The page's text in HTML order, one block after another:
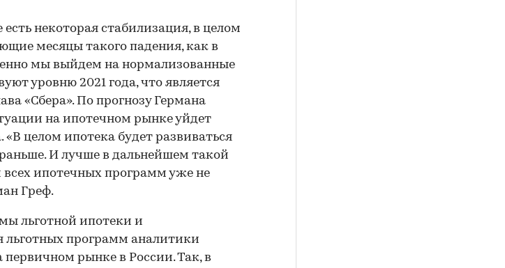
есть некоторая стабилизация, в целом
месяцы такого падения, как в
мы выйдем на нормализованные
уровню 2021 года, что является
«Сбера». По прогнозу Германа
на ипотечном рынке уйдет
целом ипотека будет развиваться
И лучше в дальнейшем такой
ипотечных программ уже не
Греф.
льготной ипотеки и
льготных программ аналитики
рынке в России. Так, в